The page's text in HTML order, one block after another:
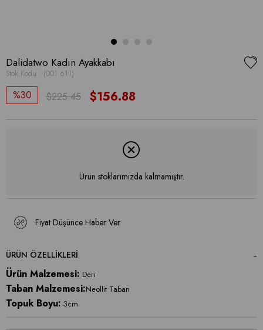
Dalidatwo Kadın Ayakkabı
Stok Kodu (001 611)
30 $225.45 $156.88
Ürün stoklarımızda kalmamıştır.
Fiyat Düşünce Haber Ver
ÜRÜN ÖZELLIKLERI
Ürün Malzemesi: Deri
Taban Malzemesi:Neollit Taban
Topuk Boyu: 3cm